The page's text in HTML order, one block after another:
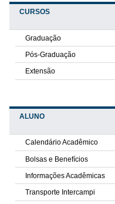
CURSOS
Graduação
Pós-Graduação
Extensão
ALUNO
Calendário Acadêmico
Bolsas e Benefícios
Informações Acadêmicas
Transporte Intercampi